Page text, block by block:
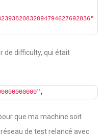
de difficulty, qui était
,
que ma machine soit
de test relancé avec